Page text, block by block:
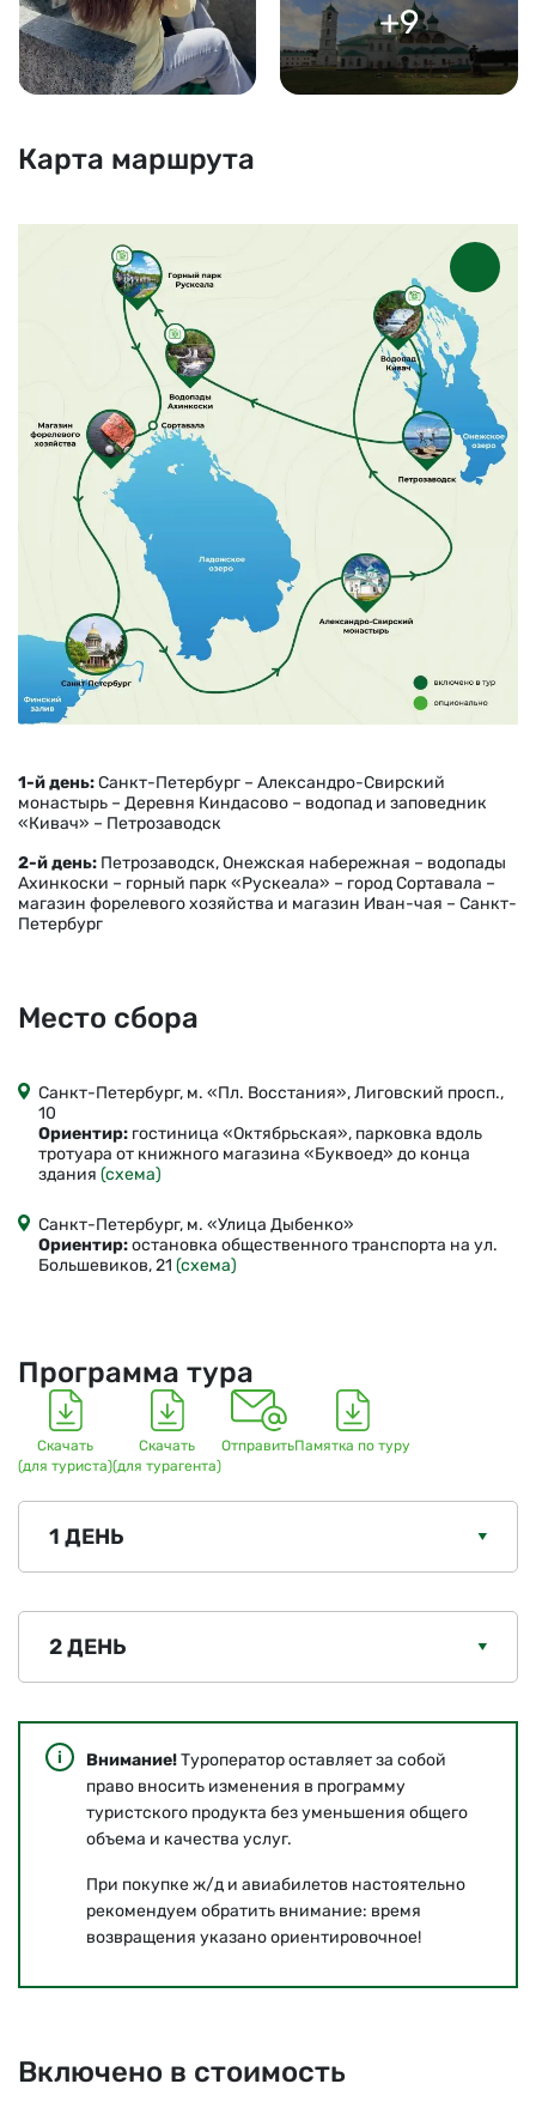
+9
Карта маршрута
1-й день:Санкт-Петербург – Александро-Свирский
монастырь – Деревня Киндасово – водопад и заповедник
«Кивач» – Петрозаводск
2-й день: Петрозаводск, Онежская набережная – водопады
Ахинкоски – горный парк «Рускеала» – город Сортавала –
магазин форелевого хозяйства и магазин Иван-чая – Санкт-
Петербург
Место сбора
Санкт-Петербург, м. «Пл. Восстания», Лиговский просп.,
10
Ориентир: гостиница «Октябрьская», парковка вдоль
тротуара от книжного магазина «Буквоед» до конца
здания (схема)
Санкт-Петербург, м. «Улица Дыбенко»
Ориентир:остановка общественного транспорта на ул.
Большевиков, 21 (схема)
Программа тура
Скачать
(для туриста)
Скачать
(для турагента)
ОтправитьПамятка по туру
1 ДЕНЬ
2 ДЕНЬ
Внимание!Туроператор оставляет за собой
право вносить изменения в программу
туристского продукта без уменьшения общего
объема и качества услуг.
При покупке ж/д и авиабилетов настоятельно
рекомендуем обратить внимание: время
возвращения указано ориентировочное!
Включено в стоимость